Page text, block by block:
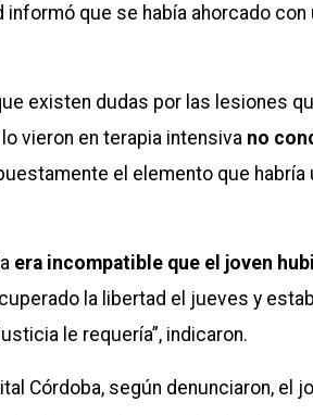
que se había ahorcado con
existen dudas por las lesiones
vieron en terapia intensiva no
el elemento que habría
era incompatible que el joven
la libertad el jueves y
le requería”, indicaron.
Córdoba, según denunciaron, el